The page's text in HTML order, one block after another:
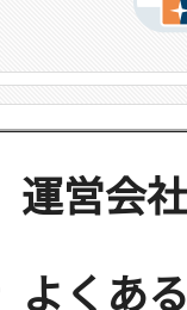
運営会社
よくあ